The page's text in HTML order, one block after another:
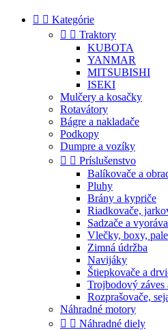
  Kategórie
  Traktory
KUBOTA
YANMAR
MITSUBISHI
ISEKI
Mulčery a kosačky
Rotavátory
Bágre a nakladače
Podkopy
Dumpre a vozíky
  Príslušenstvo
Balíkovače a
Pluhy
Brány a kypriče
Riadkovače,
Sadzače a
Vlečky, boxy,
Zimná údržba
Navijáky
Štiepkovače a
Trojbodový záves
Rozprašovače,
Náhradné motory
  Náhradné diely